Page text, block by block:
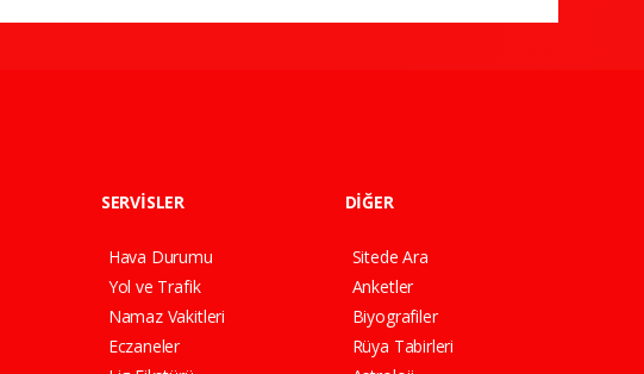
SERVİSLER
Hava Durumu
Yol ve Trafik
Namaz Vakitleri
Eczaneler
DİĞER
Sitede Ara
Anketler
Biyografiler
Rüya Tabirleri